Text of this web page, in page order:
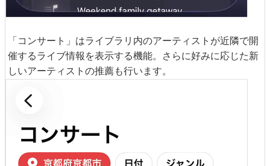
「コンサート」はライブラリ内のアーティストが近隣で開
催するライブ情報を表示する機能。さらに好みに応じた新
しいアーティストの推薦も行います。